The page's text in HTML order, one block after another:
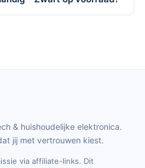
& huishoudelijke elektronica.
jij met vertrouwen kiest.
via affiliate-links. Dit